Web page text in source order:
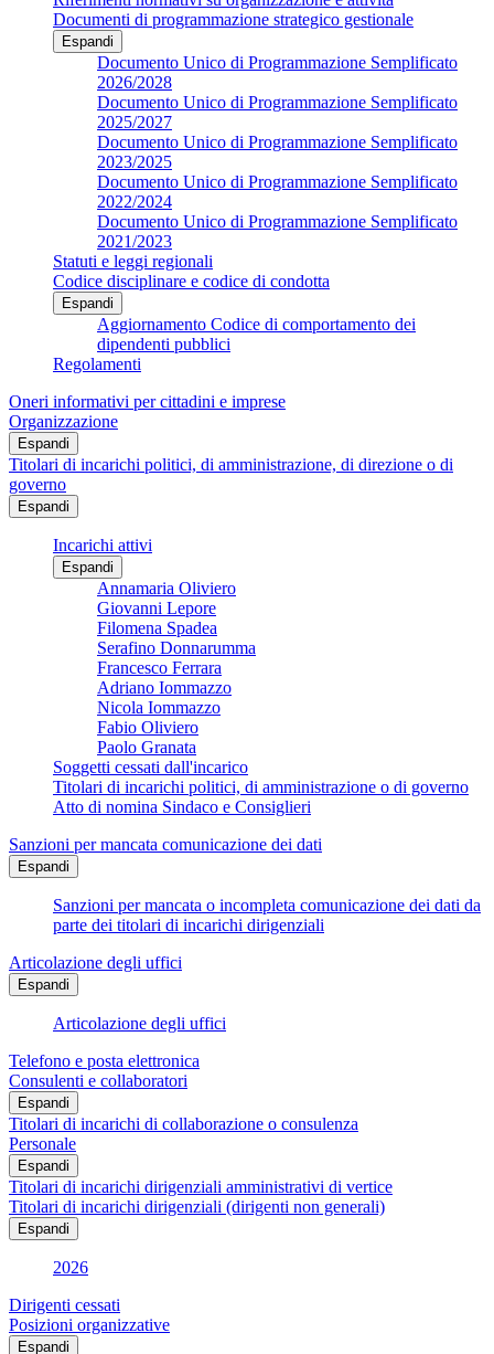
Documenti di programmazione strategico gestionale
Espandi
Documento Unico di Programmazione Semplificato
2026/2028
Documento Unico di Programmazione Semplificato
2025/2027
Documento Unico di Programmazione Semplificato
2023/2025
Documento Unico di Programmazione Semplificato
2022/2024
Documento Unico di Programmazione Semplificato
2021/2023
Statuti e leggi regionali
Codice disciplinare e codice di condotta
Espandi
Aggiornamento Codice di comportamento dei
dipendenti pubblici
Regolamenti
Oneri informativi per cittadini e imprese
Organizzazione
Espandi
Titolari di incarichi politici, di amministrazione, di direzione o di
governo
Espandi
Incarichi attivi
Espandi
Annamaria Oliviero
Giovanni Lepore
Filomena Spadea
Serafino Donnarumma
Francesco Ferrara
Adriano Iommazzo
Nicola Iommazzo
Fabio Oliviero
Paolo Granata
Soggetti cessati dall'incarico
Titolari di incarichi politici, di amministrazione o di governo
Atto di nomina Sindaco e Consiglieri
Sanzioni per mancata comunicazione dei dati
Espandi
Sanzioni per mancata o incompleta comunicazione dei dati da
parte dei titolari di incarichi dirigenziali
Articolazione degli uffici
Espandi
Articolazione degli uffici
Telefono e posta elettronica
Consulenti e collaboratori
Espandi
Titolari di incarichi di collaborazione o consulenza
Personale
Espandi
Titolari di incarichi dirigenziali amministrativi di vertice
Titolari di incarichi dirigenziali (dirigenti non generali)
Espandi
2026
Dirigenti cessati
Posizioni organizzative
Espandi